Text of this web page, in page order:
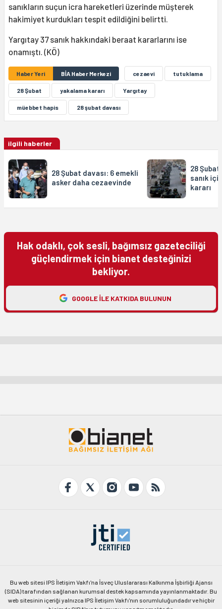
sanıkların suçun icra hareketleri üzerinde müşterek
hakimiyet kurdukları tespit edildiğini belirtti.
Yargıtay 37 sanık hakkındaki beraat kararlarını ise
onamıştı. (KÖ)
Haber Yeri BİA Haber Merkezi cezaevi tutuklama
28 Şubat yakalama kararı Yargıtay
müebbet hapis 28 şubat davası
ilgili haberler
28 Şubat davası: 6 emekli
asker daha cezaevinde
28 Şubat
sanık
kararı
Hak odaklı, çok sesli, bağımsız gazeteciliği
güçlendirmek için bianet desteğinizi
bekliyor.
GOOGLE ILE KATKIDA BULUNUN
Bu web sitesi IPS İletişim Vakfı'na İsveç Uluslararası Kalkınma İşbirliği Ajansı
(SIDA) tarafından sağlanan kurumsal destek kapsamında yayınlanmaktadır. Bu
web sitesinin içeriği yalnızca IPS İletişim Vakfı'nın sorumluluğundadır ve hiçbir